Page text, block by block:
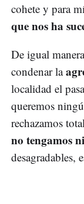
cohete y para
que nos ha
De igual
condenar la
localidad el
queremos
rechazamos
no tengamos
desagradables,